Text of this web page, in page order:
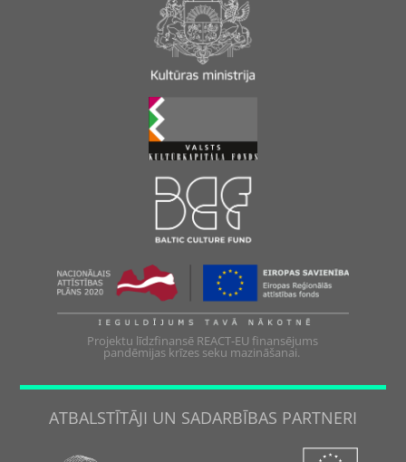
Projektu līdzfinansē REACT-EU finansējums
pandēmijas krīzes seku mazināšanai.
ATBALSTĪTĀJI UN SADARBĪBAS PARTNERI